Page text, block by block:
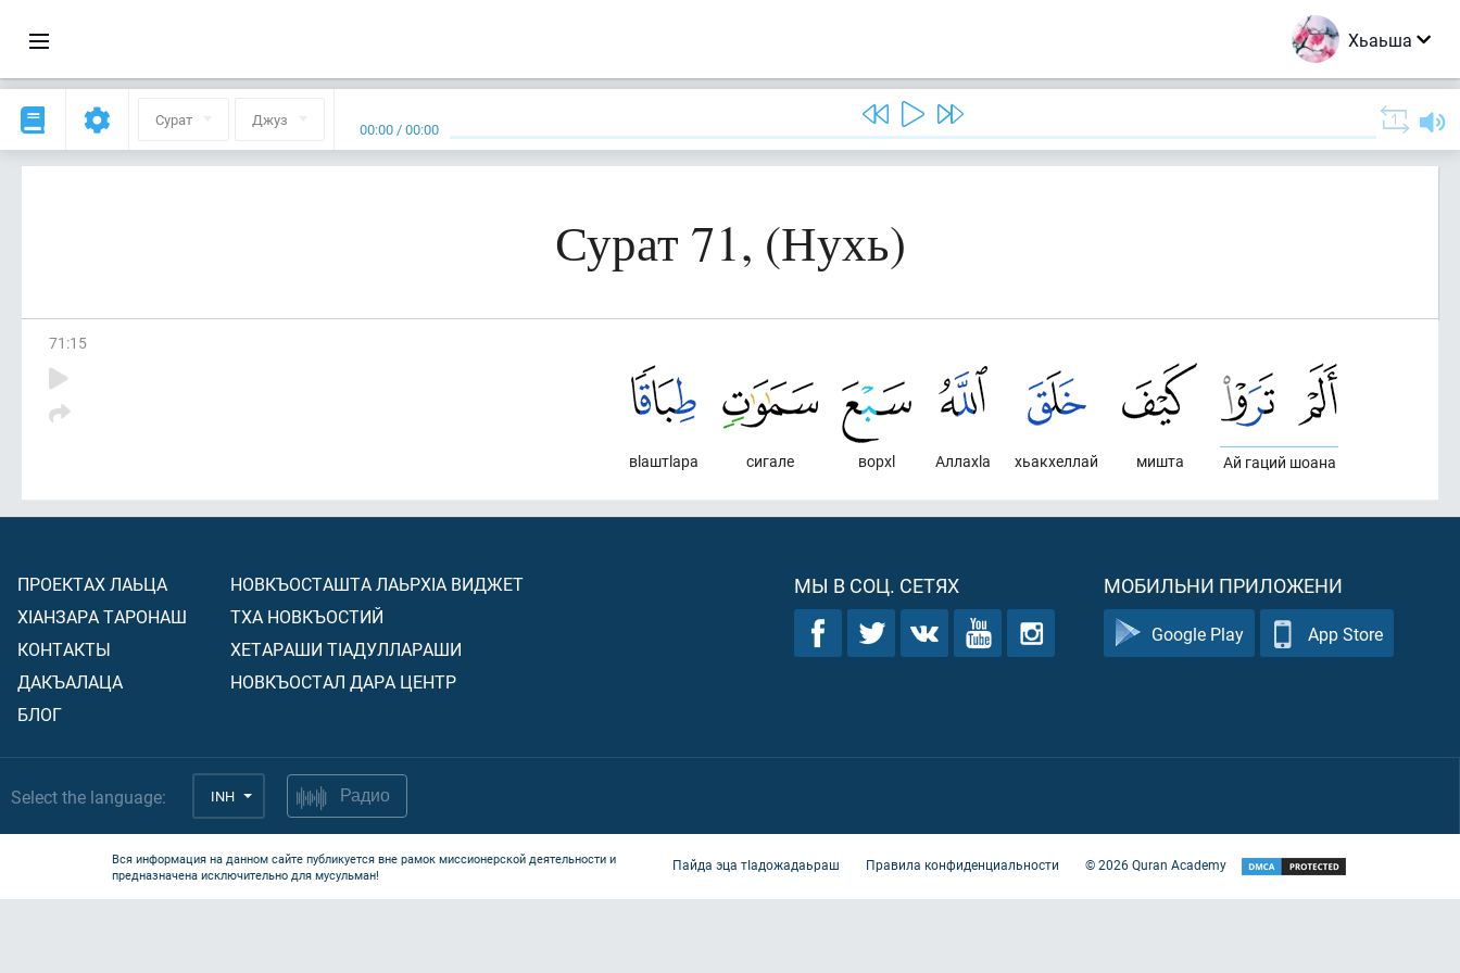
Хьаьша
Сурат Джуз 00:00 /00:00
Сурат 71, (Нухь)
71 :15
Ай гаций шоана
мишта
хьакхеллай
Аллахlа
ворхl
сигале
вlаштlара
ПРОЕКТАХ ЛАЬЦА
ХIАНЗАРА ТАРОНАШ
КОНТАКТЫ
ДАКЪАЛАЦА
БЛОГ
НОВКЪОСТАШТА ЛАЬРХIА ВИДЖЕТ
ТХА НОВКЪОСТИЙ
ХЕТАРАШИ ТIАДУЛЛАРАШИ
НОВКЪОСТАЛ ДАРА ЦЕНТР
МЫ В СОЦ. СЕТЯХ МОБИЛЬНИ ПРИЛОЖЕНИ
Google Play App Store
Select the language: INH Радио
Вся информация на данном сайте публикуется вне рамок миссионерской деятельности и
предназначена исключительно для мусульман!
Пайда эца тIадожадаьраш Правила конфиденциальности ©2026Quran Academy